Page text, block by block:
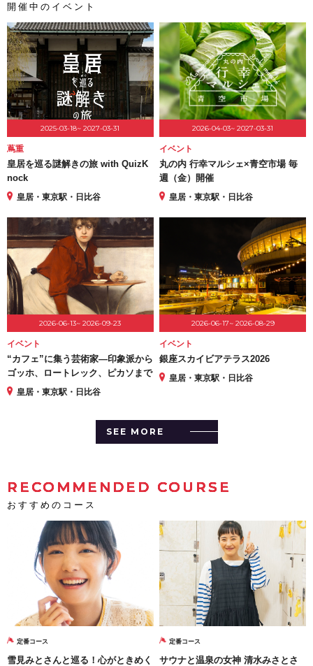
開催中のイベント
2025-03-18~ 2027-03-31
蔦重
皇居を巡る謎解きの旅 with QuizK
nock
皇居・東京駅・日比谷
2026-04-03~ 2027-03-31
イベント
丸の内 行幸マルシェ×青空市場 毎
週（金）開催
皇居・東京駅・日比谷
2026-06-13~ 2026-09-23
イベント
“カフェ”に集う芸術家―印象派から
ゴッホ、ロートレック、ピカソまで
皇居・東京駅・日比谷
2026-06-17~ 2026-08-29
イベント
銀座スカイビアテラス2026
皇居・東京駅・日比谷
SEE MORE
RECOMMENDED COURSE
おすすめのコース
定番コース
雪見みとさんと巡る！心がときめく
定番コース
サウナと温泉の女神 清水みさとさ